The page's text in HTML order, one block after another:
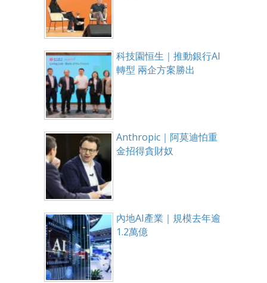
科技園恒生｜推動銀行AI
轉型 兩企方案勝出
Anthropic｜阿莫迪怕重
金招得貪財奴
內地AI產業｜規模去年逾
1.2萬億